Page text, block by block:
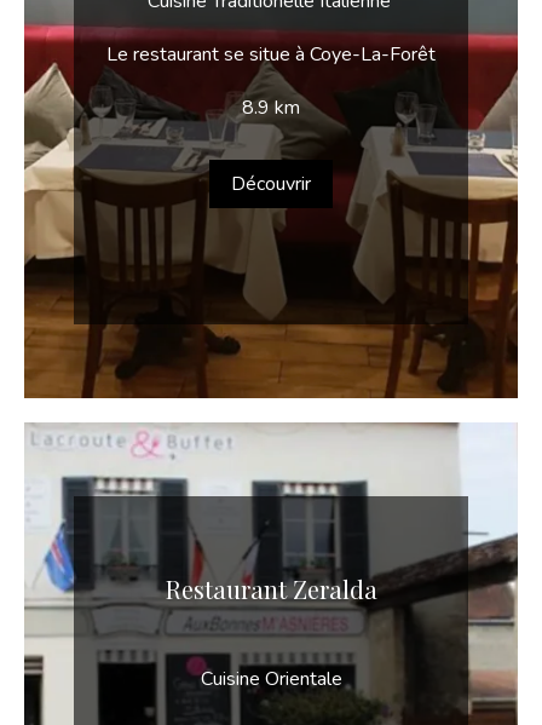
Le restaurant se situe à Coye-La-Forêt
8.9 km
Découvrir
Restaurant Zeralda
Cuisine Orientale